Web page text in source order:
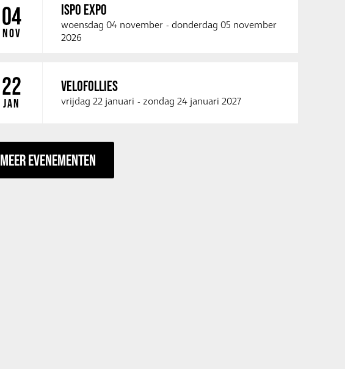
04
NOV
ISPO EXPO
woensdag 04 november - donderdag 05 november
2026
22
JAN
VELOFOLLIES
vrijdag 22 januari - zondag 24 januari 2027
MEER EVENEMENTEN